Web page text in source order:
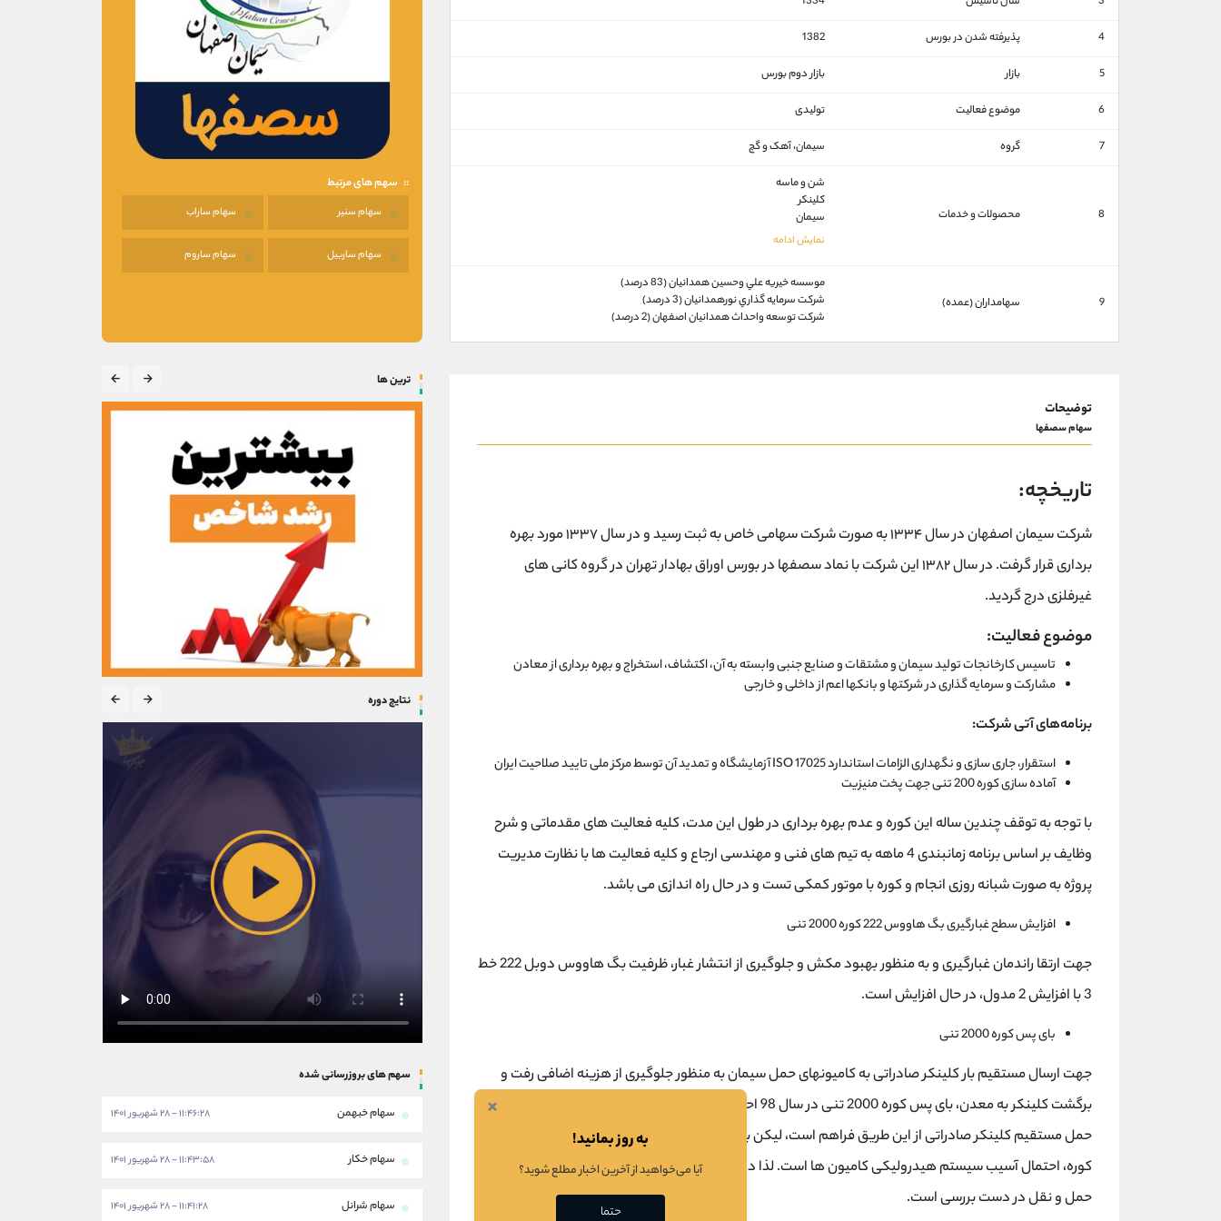
4
پذیرفته شدن در بورس
1382
5
بازار
بازار دوم بورس
6
موضوع فعالیت
تولیدی
7
گروه سيمان، آهک و گچ
8 محصولات و خدمات
شن و ماسه
کلینکر
سیمان
9 سهامداران (عمده)
موسسه خيريه علي وحسين همدانيان (83 درصد)
شركت سرمايه گذاري نورهمدانيان (3 درصد)
شركت توسعه واحداث همدانيان اصفهان (2 درصد)
سهم های مرتبط
سهام سنیر سهام ساراب
سهام ساربیل سهام ساروم
توضیحات
سهام سصفها
تاریخچه:
شرکت سیمان اصفهان در سال ۱۳۳۴ به صورت شرکت سهامی خاص به ثبت رسید و در سال ۱۳۳۷ مورد بهره
برداری قرار گرفت. در سال ۱۳۸۲ این شرکت با نماد سصفها در بورس اوراق بهادار تهران در گروه کانی های
غیرفلزی درج گردید.
موضوع فعالیت:
تاسیس کارخانجات تولید سیمان و مشتقات و صنایع جنبی وابسته به آن، اکتشاف، استخراج و بهره برداری از معادن
مشارکت و سرمایه گذاری در شرکتها و بانکها اعم از داخلی و خارجی
برنامه‌های آتی شرکت:
استقرار، جاری سازی و نگهداری الزامات استاندارد 17025 ISO آزمایشگاه و تمدید آن توسط مرکز ملی تایید صلاحیت ایران
آماده سازی کوره 200 تنی جهت پخت منیزیت
با توجه به توقف چندین ساله این کوره و عدم بهره برداری در طول این مدت، کلیه فعالیت های مقدماتی و شرح
وظایف بر اساس برنامه زمانبندی 4 ماهه به تیم های فنی و مهندسی ارجاع و کلیه فعالیت ها با نظارت مدیریت
پروژه به صورت شبانه روزی انجام و کوره با موتور کمکی تست و در حال راه اندازی می باشد.
افزایش سطح غبارگیری بگ هاووس 222 کوره 2000 تنی
جهت ارتقا راندمان غبارگیری و به منظور بهبود مکش و جلوگیری از انتشار غبار، ظرفیت بگ هاووس دوبل 222 خط
3 با افزایش 2 مدول، در حال افزایش است.
بای پس کوره 2000 تنی
جهت ارسال مستقیم بار کلینکر صادراتی به کامیونهای حمل سیمان به منظور جلوگیری از هزینه اضافی رفت و
برگشت کلینکر به معدن، بای پس کوره 2000 تنی در سال 98 احیا و بازسازی شد. در حال حاضر بستر بارگیری و
حمل مستقیم کلینکر صادراتی از این طریق فراهم است، لیکن با توجه به دمای 90 درجه ای کلینکر خروجی از
کوره، احتمال آسیب سیستم هیدرولیکی کامیون ها است. لذا در حال حاضر این طرح توسط متخصصین شرکت
حمل و نقل در دست بررسی است.
ترین ها
نتایج دوره
سهم های بروزرسانی شده
سهام خبهمن ۱۱:۴۶:۲۸ - ۲۸ شهریور ۱۴۰۱
سهام خکار ۱۱:۴۳:۵۸ - ۲۸ شهریور ۱۴۰۱
سهام شرانل ۱۱:۴۱:۲۸ - ۲۸ شهریور ۱۴۰۱
×
به روز بمانید!
آیا می‌خواهید از آخرین اخبار مطلع شوید؟
حتما